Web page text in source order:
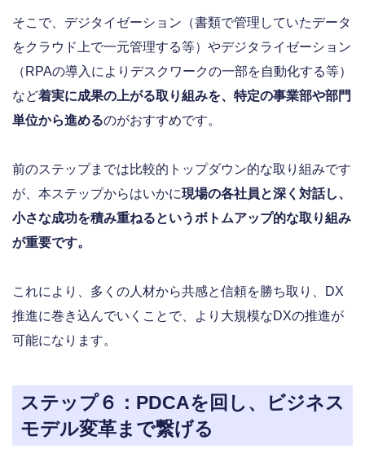
そこで、デジタイゼーション（書類で管理していたデータ
をクラウド上で一元管理する等）やデジタライゼーション
（RPAの導入によりデスクワークの一部を自動化する等）
など着実に成果の上がる取り組みを、特定の事業部や部門
単位から進めるのがおすすめです。
前のステップまでは比較的トップダウン的な取り組みです
が、本ステップからはいかに現場の各社員と深く対話し、
小さな成功を積み重ねるというボトムアップ的な取り組み
が重要です。
これにより、多くの人材から共感と信頼を勝ち取り、DX
推進に巻き込んでいくことで、より大規模なDXの推進が
可能になります。
ステップ６：PDCAを回し、ビジネス
モデル変革まで繋げる